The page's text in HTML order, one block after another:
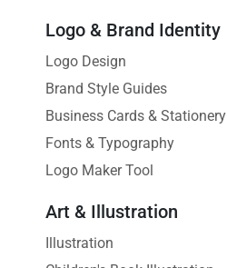
Logo & Brand Identity
Logo Design
Brand Style Guides
Business Cards & Stationery
Fonts & Typography
Logo Maker Tool
Art & Illustration
Illustration